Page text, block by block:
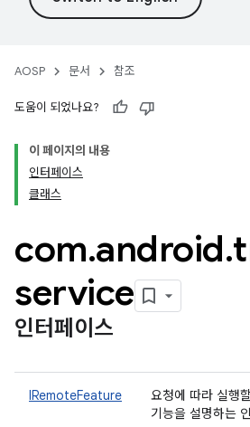
AOSP 문서 참조
도움이 되었나요?
이 페이지의 내용
인터페이스
클래스
com.android.
service
인터페이스
IRemoteFeature
요청에 따라 실행
기능을 설명하는